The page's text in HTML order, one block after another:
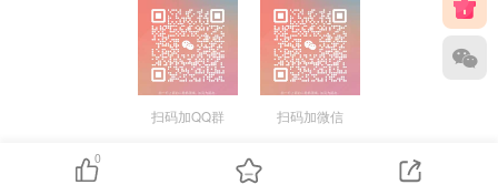
扫码加QQ群 扫码加微信
0